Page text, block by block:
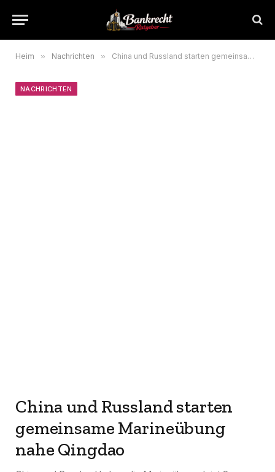
Heim » Nachrichten » China und Russland starten gemeinsame Marineübung nahe Qingdao
NACHRICHTEN
China und Russland starten
gemeinsame Marineübung
nahe Qingdao